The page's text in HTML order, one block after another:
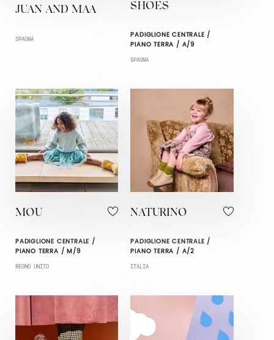
JUAN AND MAA
SPAGNA
SHOES
PADIGLIONE CENTRALE /
PIANO TERRA / A/9
SPAGNA
MOU
PADIGLIONE CENTRALE /
PIANO TERRA / M/9
REGNO UNITO
NATURINO
PADIGLIONE CENTRALE /
PIANO TERRA / A/2
ITALIA